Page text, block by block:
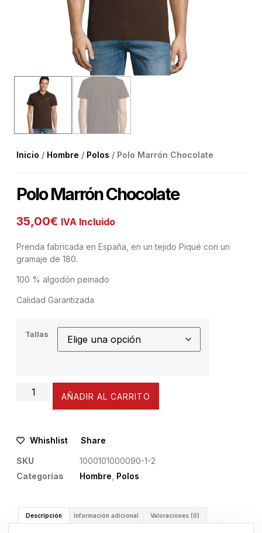
Inicio / Hombre / Polos / Polo Marrón Chocolate
Polo Marrón Chocolate
35,00€ IVA Incluido
Prenda fabricada en España, en un tejido Piqué con un
gramaje de 180.
100 % algodón peinado
Calidad Garantizada
Tallas
AÑADIR AL CARRITO
Whishlist Share
SKU
1000101000090-1-2
Categorías
Hombre, Polos
Descripción Información adicional Valoraciones (0)